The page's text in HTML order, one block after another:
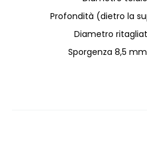
Profondità (dietro la
Diametro
Sporgenza 8,5